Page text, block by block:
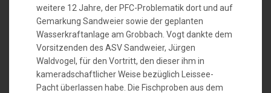
weitere 12 Jahre, der PFC-Problematik dort und auf
Gemarkung Sandweier sowie der geplanten
Wasserkraftanlage am Grobbach. Vogt dankte dem
Vorsitzenden des ASV Sandweier, Jürgen
Waldvogel, für den Vortritt, den dieser ihm in
kameradschaftlicher Weise bezüglich Leissee-
Pacht überlassen habe. Die Fischproben aus dem